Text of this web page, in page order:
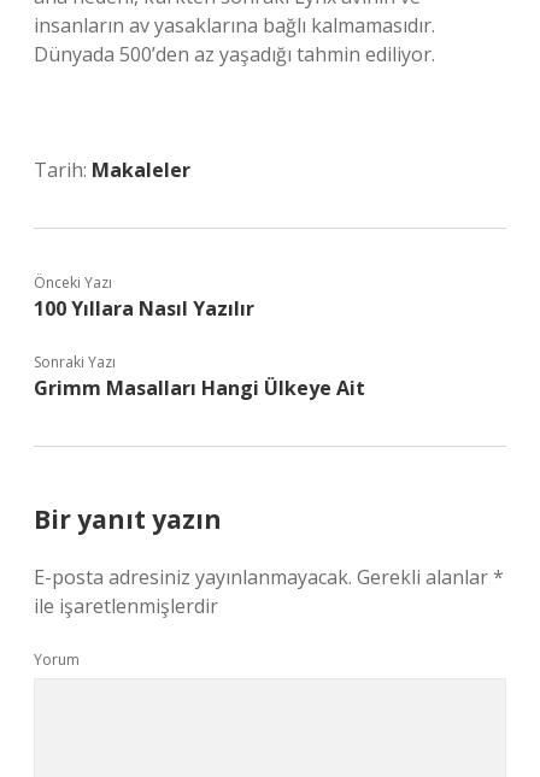
insanların av yasaklarına bağlı kalmamasıdır.
Dünyada 500’den az yaşadığı tahmin ediliyor.
Tarih: Makaleler
Önceki Yazı
100 Yıllara Nasıl Yazılır
Sonraki Yazı
Grimm Masalları Hangi Ülkeye Ait
Bir yanıt yazın
E-posta adresiniz yayınlanmayacak. Gerekli alanlar*
ile işaretlenmişlerdir
Yorum